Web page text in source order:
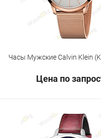
Часы Мужские Calvin Klein
Цена по
Запросить